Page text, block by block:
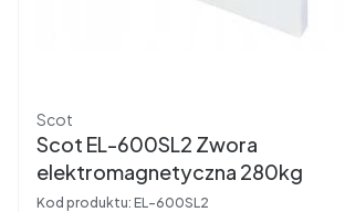
Producent
Scot
Scot EL-600SL2 Zwora
elektromagnetyczna 280kg
Kod produktu: EL-600SL2